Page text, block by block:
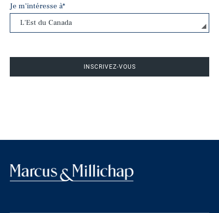
Je m’intéresse à*
INSCRIVEZ-VOUS